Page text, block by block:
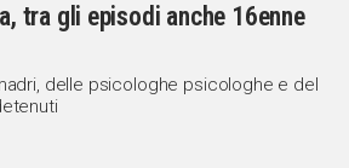
tra gli episodi anche 16enne
delle psicologhe psicologhe e del